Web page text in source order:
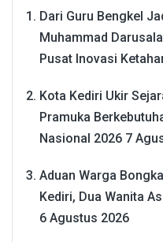
Dari Guru Bengkel
Muhammad
Pusat Inovasi
Kota Kediri Ukir
Pramuka
Nasional 2026 7
Aduan Warga
Kediri, Dua Wanita
6 Agustus 2026